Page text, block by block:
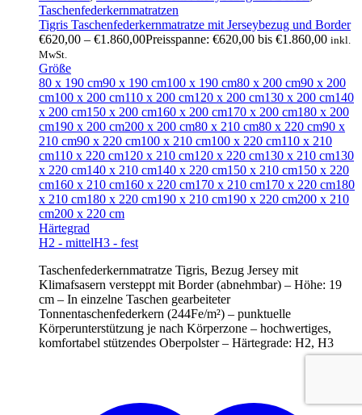
Taschenfederkernmatratzen
Tigris Taschenfederkernmatratze mit Jerseybezug und Border
€620,00 – €1.860,00Preisspanne: €620,00 bis €1.860,00 inkl.
MwSt.
Größe
80 x 190 cm90 x 190 cm100 x 190 cm80 x 200 cm90 x 200
cm100 x 200 cm110 x 200 cm120 x 200 cm130 x 200 cm140
x 200 cm150 x 200 cm160 x 200 cm170 x 200 cm180 x 200
cm190 x 200 cm200 x 200 cm80 x 210 cm80 x 220 cm90 x
210 cm90 x 220 cm100 x 210 cm100 x 220 cm110 x 210
cm110 x 220 cm120 x 210 cm120 x 220 cm130 x 210 cm130
x 220 cm140 x 210 cm140 x 220 cm150 x 210 cm150 x 220
cm160 x 210 cm160 x 220 cm170 x 210 cm170 x 220 cm180
x 210 cm180 x 220 cm190 x 210 cm190 x 220 cm200 x 210
cm200 x 220 cm
Härtegrad
H2 - mittelH3 - fest
Taschenfederkernmatratze Tigris, Bezug Jersey mit
Klimafsasern versteppt mit Border (abnehmbar) – Höhe: 19
cm – In einzelne Taschen gearbeiteter
Tonnentaschenfederkern (244Fe/m²) – punktuelle
Körperunterstützung je nach Körperzone – hochwertiges,
komfortabel stützendes Oberpolster – Härtegrade: H2, H3